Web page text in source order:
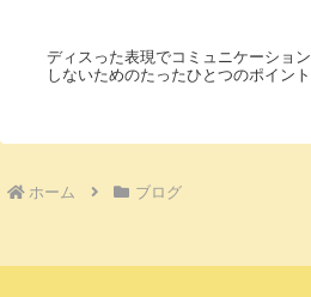
ディスった表現でコミュニケーション
しないためのたったひとつのポイント
ホーム ブログ